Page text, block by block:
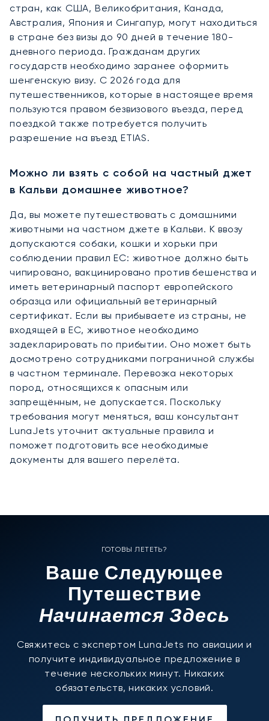
стран, как США, Великобритания, Канада,
Австралия, Япония и Сингапур, могут находиться
в стране без визы до 90 дней в течение 180-
дневного периода. Гражданам других
государств необходимо заранее оформить
шенгенскую визу. С 2026 года для
путешественников, которые в настоящее время
пользуются правом безвизового въезда, перед
поездкой также потребуется получить
разрешение на въезд ETIAS.
Можно ли взять с собой на частный джет
в Кальви домашнее животное?
Да, вы можете путешествовать с домашними
животными на частном джете в Кальви. К ввозу
допускаются собаки, кошки и хорьки при
соблюдении правил ЕС: животное должно быть
чипировано, вакцинировано против бешенства и
иметь ветеринарный паспорт европейского
образца или официальный ветеринарный
сертификат. Если вы прибываете из страны, не
входящей в ЕС, животное необходимо
задекларировать по прибытии. Оно может быть
досмотрено сотрудниками пограничной службы
в частном терминале. Перевозка некоторых
пород, относящихся к опасным или
запрещённым, не допускается. Поскольку
требования могут меняться, ваш консультант
LunaJets уточнит актуальные правила и
поможет подготовить все необходимые
документы для вашего перелёта.
ГОТОВЫ ЛЕТЕТЬ?
Ваше Следующее
Путешествие
Начинается Здесь
Свяжитесь с экспертом LunaJets по авиации и
получите индивидуальное предложение в
течение нескольких минут. Никаких
обязательств, никаких условий.